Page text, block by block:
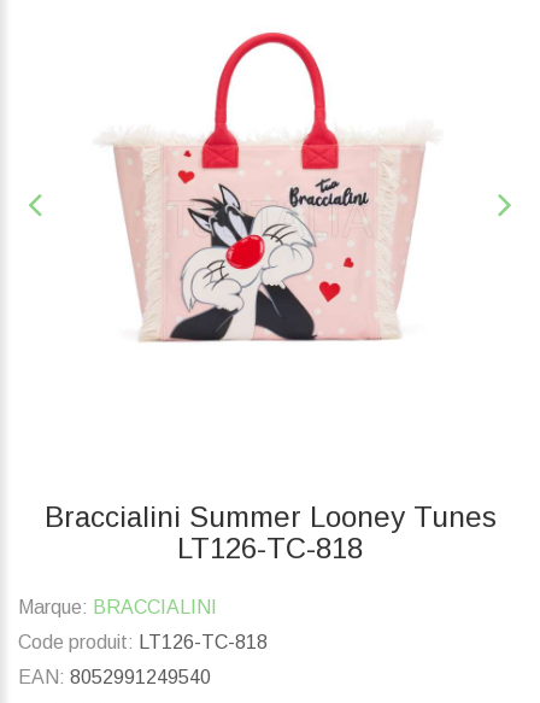
Braccialini Summer Looney Tunes
LT126-TC-818
Marque: BRACCIALINI
Code produit:
LT126-TC-818
EAN: 8052991249540